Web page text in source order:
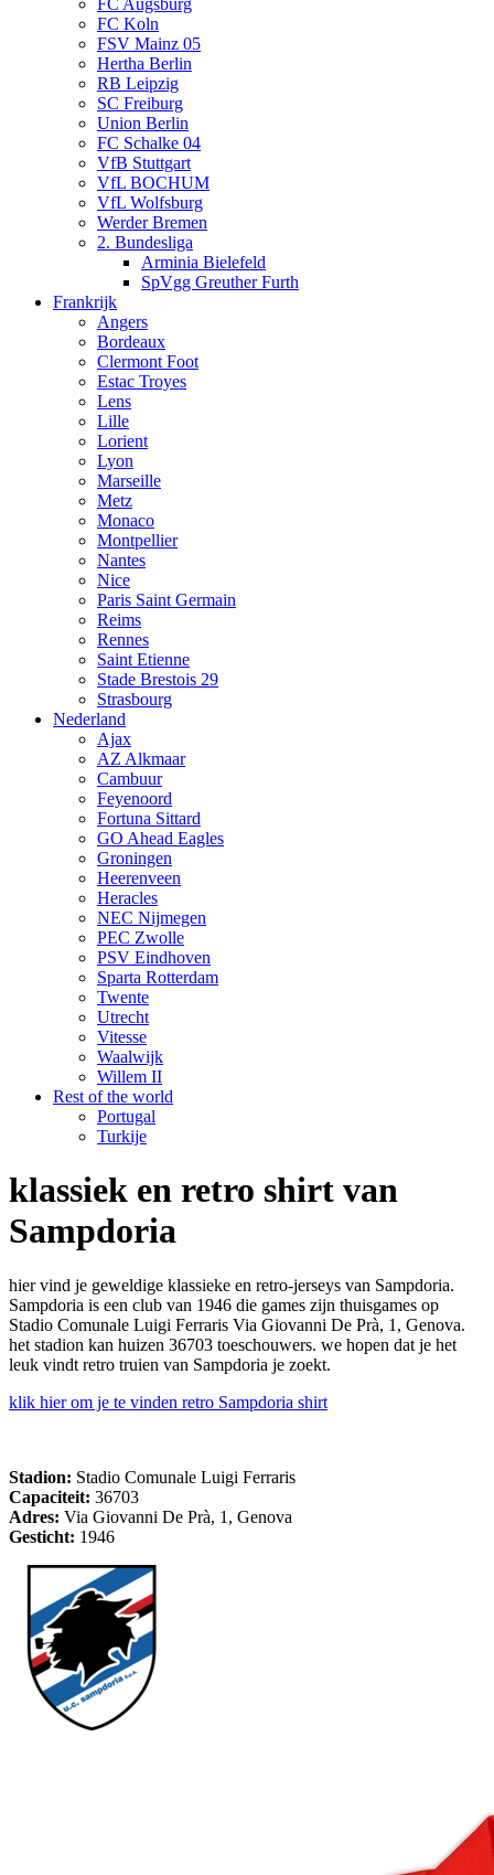
FC Augsburg
FC Koln
FSV Mainz 05
Hertha Berlin
RB Leipzig
SC Freiburg
Union Berlin
FC Schalke 04
VfB Stuttgart
VfL BOCHUM
VfL Wolfsburg
Werder Bremen
2. Bundesliga
Arminia Bielefeld
SpVgg Greuther Furth
Frankrijk
Angers
Bordeaux
Clermont Foot
Estac Troyes
Lens
Lille
Lorient
Lyon
Marseille
Metz
Monaco
Montpellier
Nantes
Nice
Paris Saint Germain
Reims
Rennes
Saint Etienne
Stade Brestois 29
Strasbourg
Nederland
Ajax
AZ Alkmaar
Cambuur
Feyenoord
Fortuna Sittard
GO Ahead Eagles
Groningen
Heerenveen
Heracles
NEC Nijmegen
PEC Zwolle
PSV Eindhoven
Sparta Rotterdam
Twente
Utrecht
Vitesse
Waalwijk
Willem II
Rest of the world
Portugal
Turkije
klassiek en retro shirt van
Sampdoria
hier vind je geweldige klassieke en retro-jerseys van Sampdoria.
Sampdoria is een club van 1946 die games zijn thuisgames op
Stadio Comunale Luigi Ferraris Via Giovanni De Prà, 1, Genova.
het stadion kan huizen 36703 toeschouwers. we hopen dat je het
leuk vindt retro truien van Sampdoria je zoekt.
klik hier om je te vinden retro Sampdoria shirt
Stadion: Stadio Comunale Luigi Ferraris
Capaciteit: 36703
Adres: Via Giovanni De Prà, 1, Genova
Gesticht: 1946